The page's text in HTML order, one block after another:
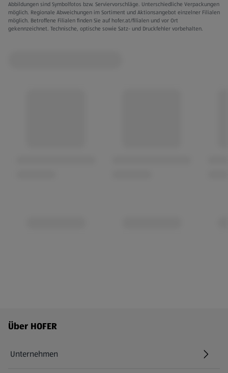
Abbildungen sind Symbolfotos bzw. Serviervorschläge. Unterschiedliche Verpackungen
möglich. Regionale Abweichungen im Sortiment und Aktionsangebot einzelner Filialen
möglich. Betroffene Filialen finden Sie auf hofer.at/filialen und vor Ort
gekennzeichnet. Technische, optische sowie Satz- und Druckfehler vorbehalten.
Fußzeilenmenü - weitere Links
Über HOFER
Unternehmen